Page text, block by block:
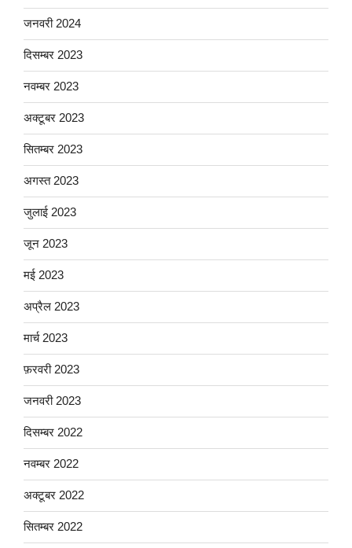
जनवरी 2024
दिसम्बर 2023
नवम्बर 2023
अक्टूबर 2023
सितम्बर 2023
अगस्त 2023
जुलाई 2023
जून 2023
मई 2023
अप्रैल 2023
मार्च 2023
फ़रवरी 2023
जनवरी 2023
दिसम्बर 2022
नवम्बर 2022
अक्टूबर 2022
सितम्बर 2022